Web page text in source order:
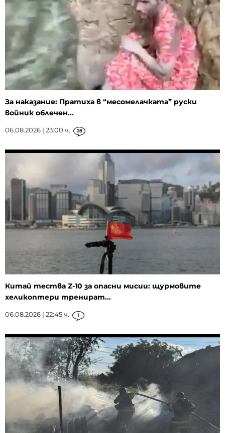
За наказание: Пратиха в “месомелачката” руски
войник облечен...
06.08.2026 | 23:00 ч. 28
Китай тества Z-10 за опасни мисии: щурмовите
хеликоптери тренират...
06.08.2026 | 22:45 ч. 1